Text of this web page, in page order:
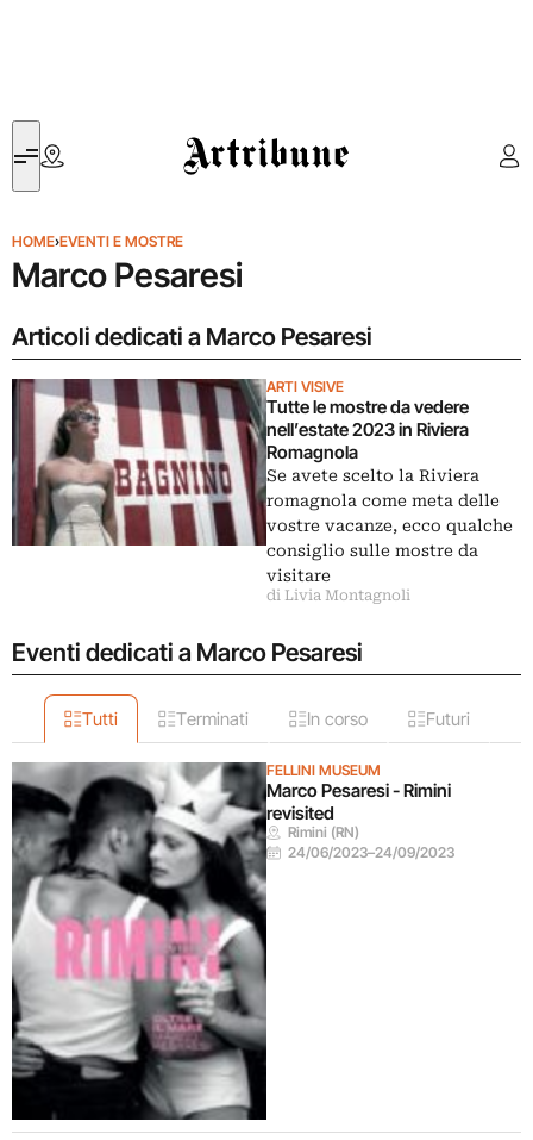
Artribune
HOME›EVENTI E MOSTRE
Marco Pesaresi
Articoli dedicati a Marco Pesaresi
ARTI VISIVE
Tutte le mostre da vedere
nell’estate 2023 in Riviera
Romagnola
Se avete scelto la Riviera
romagnola come meta delle
vostre vacanze, ecco qualche
consiglio sulle mostre da
visitare
di Livia Montagnoli
Eventi dedicati a Marco Pesaresi
Tutti Terminati In corso Futuri
FELLINI MUSEUM
Marco Pesaresi - Rimini
revisited
Rimini (RN)
24/06/2023–24/09/2023